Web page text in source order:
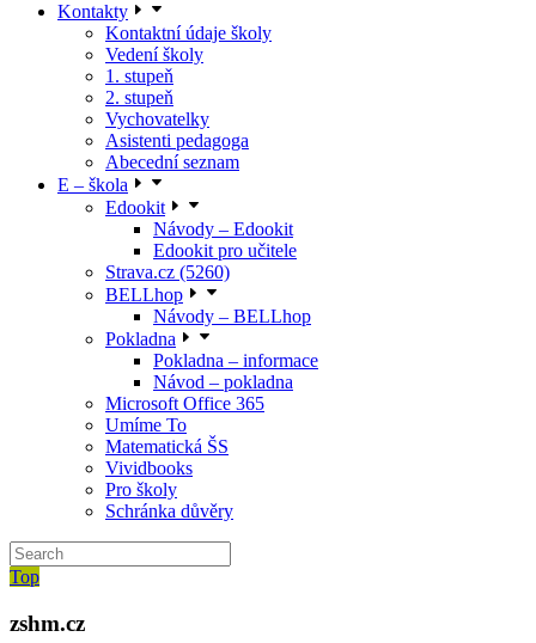
Kontakty
Kontaktní údaje školy
Vedení školy
1. stupeň
2. stupeň
Vychovatelky
Asistenti pedagoga
Abecední seznam
E – škola
Edookit
Návody – Edookit
Edookit pro učitele
Strava.cz (5260)
BELLhop
Návody – BELLhop
Pokladna
Pokladna – informace
Návod – pokladna
Microsoft Office 365
Umíme To
Matematická ŠS
Vividbooks
Pro školy
Schránka důvěry
Top
zshm.cz